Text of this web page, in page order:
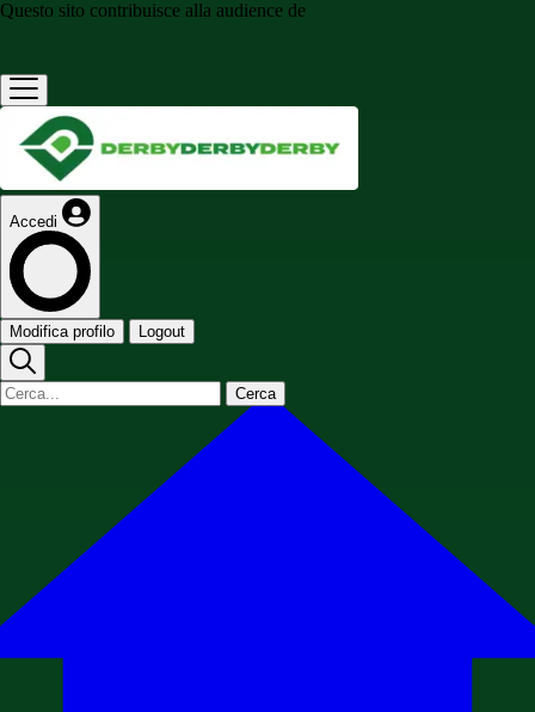
Questo sito contribuisce alla audience de
Accedi
Modifica profilo Logout
Cerca